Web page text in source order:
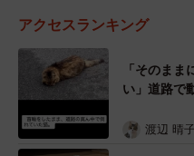
アクセスランキング
「そのまま
い」道路で
ようとした
渡辺 晴子